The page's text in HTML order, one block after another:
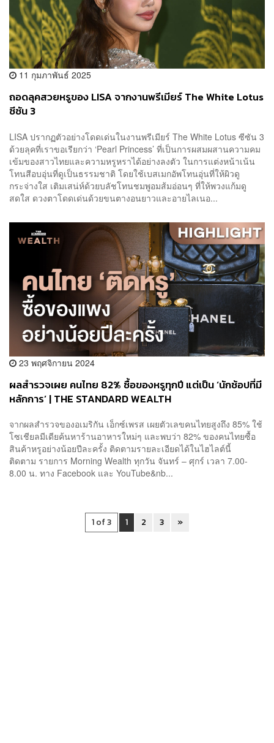
11 กุมภาพันธ์ 2025
ถอดลุคสวยหรูของ LISA จากงานพรีเมียร์ The White Lotus
ซีซัน 3
LISA ปรากฏตัวอย่างโดดเด่นในงานพรีเมียร์ The White Lotus ซีซัน 3
ด้วยลุคที่เราขอเรียกว่า ‘Pearl Princess’ ที่เป็นการผสมผสานความคม
เข้มของสาวไทยและความหรูหราได้อย่างลงตัว ในการแต่งหน้าเน้น
โทนสีอบอุ่นที่ดูเป็นธรรมชาติ โดยใช้เบสเมกอัพโทนอุ่นที่ให้ผิวดู
กระจ่างใส เติมเสน่ห์ด้วยบลัชโทนชมพูอมส้มอ่อนๆ ที่ให้พวงแก้มดู
สดใส ดวงตาโดดเด่นด้วยขนตางอนยาวและอายไลเนอ...
23 พฤศจิกายน 2024
ผลสำรวจเผย คนไทย 82% ซื้อของหรูทุกปี แต่เป็น ‘นักช้อปที่มี
หลักการ’ | THE STANDARD WEALTH
จากผลสำรวจของอเมริกัน เอ็กซ์เพรส เผยตัวเลขคนไทยสูงถึง 85% ใช้
โซเชียลมีเดียค้นหาร้านอาหารใหม่ๆ และพบว่า 82% ของคนไทยซื้อ
สินค้าหรูอย่างน้อยปีละครั้ง ติดตามรายละเอียดได้ในไฮไลต์นี้
ติดตาม รายการ Morning Wealth ทุกวัน จันทร์ – ศุกร์ เวลา 7.00-
8.00 น. ทาง Facebook และ YouTube&nb...
1 of 3 1 2 3 »